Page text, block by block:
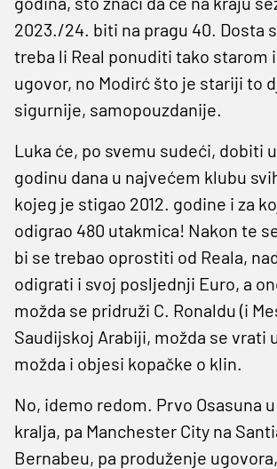
2023./24. biti na pragu 40. Dosta
treba li Real ponuditi tako starom
ugovor, no Modirć što je stariji to
sigurnije, samopouzdanije.
Luka će, po svemu sudeći, dobiti
godinu dana u najvećem klubu
kojeg je stigao 2012. godine i za
odigrao 480 utakmica! Nakon te
bi se trebao oprostiti od Reala,
odigrati i svoj posljednji Euro, a
možda se pridruži C. Ronaldu (i
Saudijskoj Arabiji, možda se vrati
možda i objesi kopačke o klin.
No, idemo redom. Prvo Osasuna
kralja, pa Manchester City na
Bernabeu, pa produženje